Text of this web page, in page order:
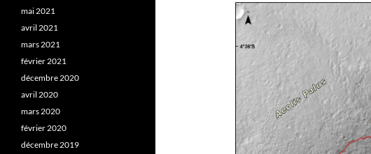
mai 2021
avril 2021
mars 2021
février 2021
décembre 2020
avril 2020
mars 2020
février 2020
décembre 2019